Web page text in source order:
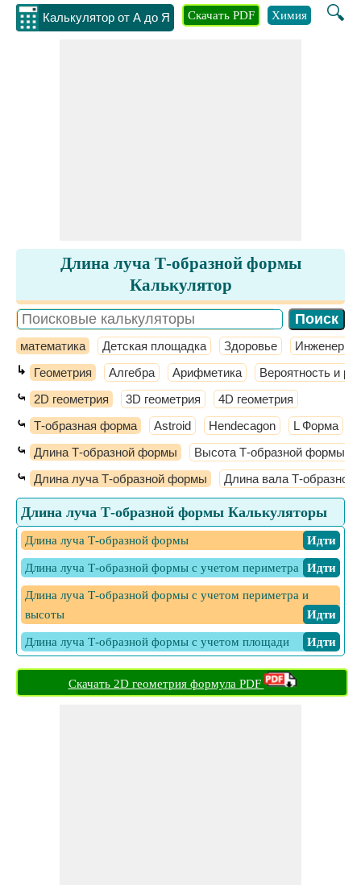
Калькулятор от А до Я 🔍
Скачать PDF Химия
Длина луча Т-образной формы
Калькулятор
математика Детская площадка Здоровье
↳ Геометрия Алгебра Арифметика Вероятность и
⤿ 2D геометрия 3D геометрия 4D геометрия
⤿ Т-образная форма Astroid Hendecagon L Форма
⤿ Длина Т-образной формы Высота Т-образной формы
⤿ Длина луча Т-образной формы Длина вала Т-
Длина луча Т-образной формы Калькуляторы
Длина луча Т-образной формы ​ Идти
Длина луча Т-образной формы с учетом периметра ​ Идти
Длина луча Т-образной формы с учетом периметра и
высоты
​ Идти
Длина луча Т-образной формы с учетом площади ​ Идти
Скачать 2D геометрия формула PDF